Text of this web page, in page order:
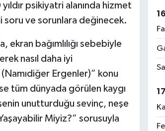
psikiyatri alanında hizmet
soru ve sorunlara değinecek.
ekran bağımlılığı sebebiyle
nasıl daha iyi
Ergenler)” konu
tüm dünyada görülen kaygı
unutturduğu sevinç, neşe
Miyiz?” sorusuyla